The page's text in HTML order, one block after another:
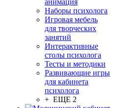
анимация
Наборы психолога
Игровая мебель
для творческих
занятий
Интерактивные
столы психолога
Тесты и методики
Развивающие игры
для кабинета
психолога
+ ЕЩЕ 2